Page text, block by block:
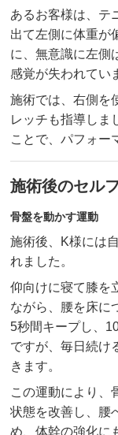
あるお客様は、テ
出て左側に体重が
に、無意識に左側
感覚が失われてい
施術では、右側を
レッチも指導しま
ことで、パフォー
施術後のセル
骨盤を動かす運動
施術後、K様には
れました。
仰向けに寝て膝を
ながら、腰を床に
5秒間キープし、
ですが、毎日続け
きます。
この運動により、
状態を改善し、腰
め、体幹の強化に